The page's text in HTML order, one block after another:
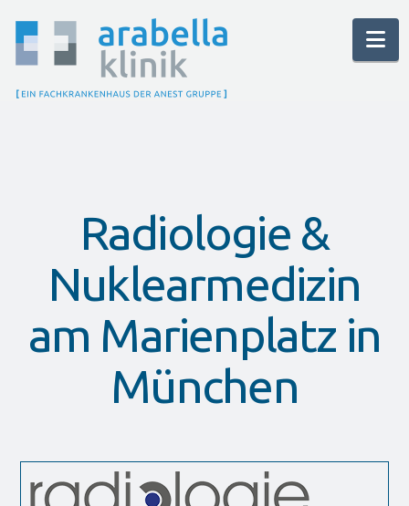
Radiologie &
Nuklearmedizin
am Marienplatz in
München